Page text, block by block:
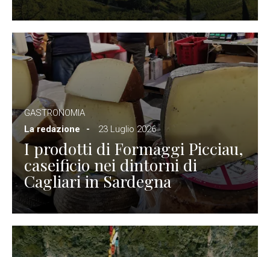
GASTRONOMIA
La redazione
23 Luglio 2026
I prodotti di Formaggi Picciau,
caseificio nei dintorni di
Cagliari in Sardegna